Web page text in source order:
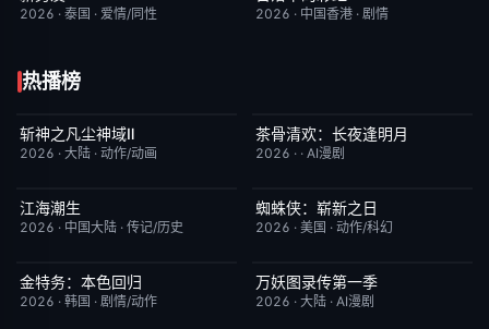
2026 · 泰国 · 爱情/同性 2026 · 中国香港 · 剧情
热播榜
更新至第09集
斩神之凡尘神域Ⅱ
2026 · 大陆 · 动作/动画
完结
茶骨清欢：长夜逢明月
2026 · · AI漫剧
更新至第22集
江海潮生
2026 · 中国大陆 · 传记/历史
TC中字
蜘蛛侠：崭新之日
2026 · 美国 · 动作/科幻
已完结
金特务：本色回归
2026 · 韩国 · 剧情/动作
完结
万妖图录传第一季
2026 · 大陆 · AI漫剧